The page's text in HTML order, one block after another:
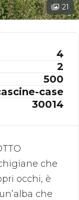
21
4
2
500
case
30014
che
occhi, è
che